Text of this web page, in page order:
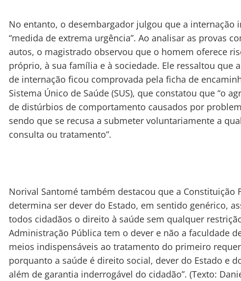
No entanto, o desembargador julgou que a internação
“medida de extrema urgência”. Ao analisar as provas
autos, o magistrado observou que o homem oferece
próprio, à sua família e à sociedade. Ele ressaltou que
de internação ficou comprovada pela ficha de
Sistema Único de Saúde (SUS), que constatou que “o
de distúrbios de comportamento causados por
sendo que se recusa a submeter voluntariamente a
consulta ou tratamento”.
Norival Santomé também destacou que a Constituição
determina ser dever do Estado, em sentido genérico,
todos cidadãos o direito à saúde sem qualquer
Administração Pública tem o dever e não a faculdade
meios indispensáveis ao tratamento do primeiro
porquanto a saúde é direito social, dever do Estado e
além de garantia inderrogável do cidadão”. (Texto: